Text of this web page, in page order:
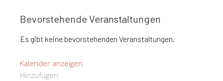
Bevorstehende Veranstaltungen
Es gibt keine bevorstehenden Veranstaltungen.
Kalender anzeigen
Hinzufügen